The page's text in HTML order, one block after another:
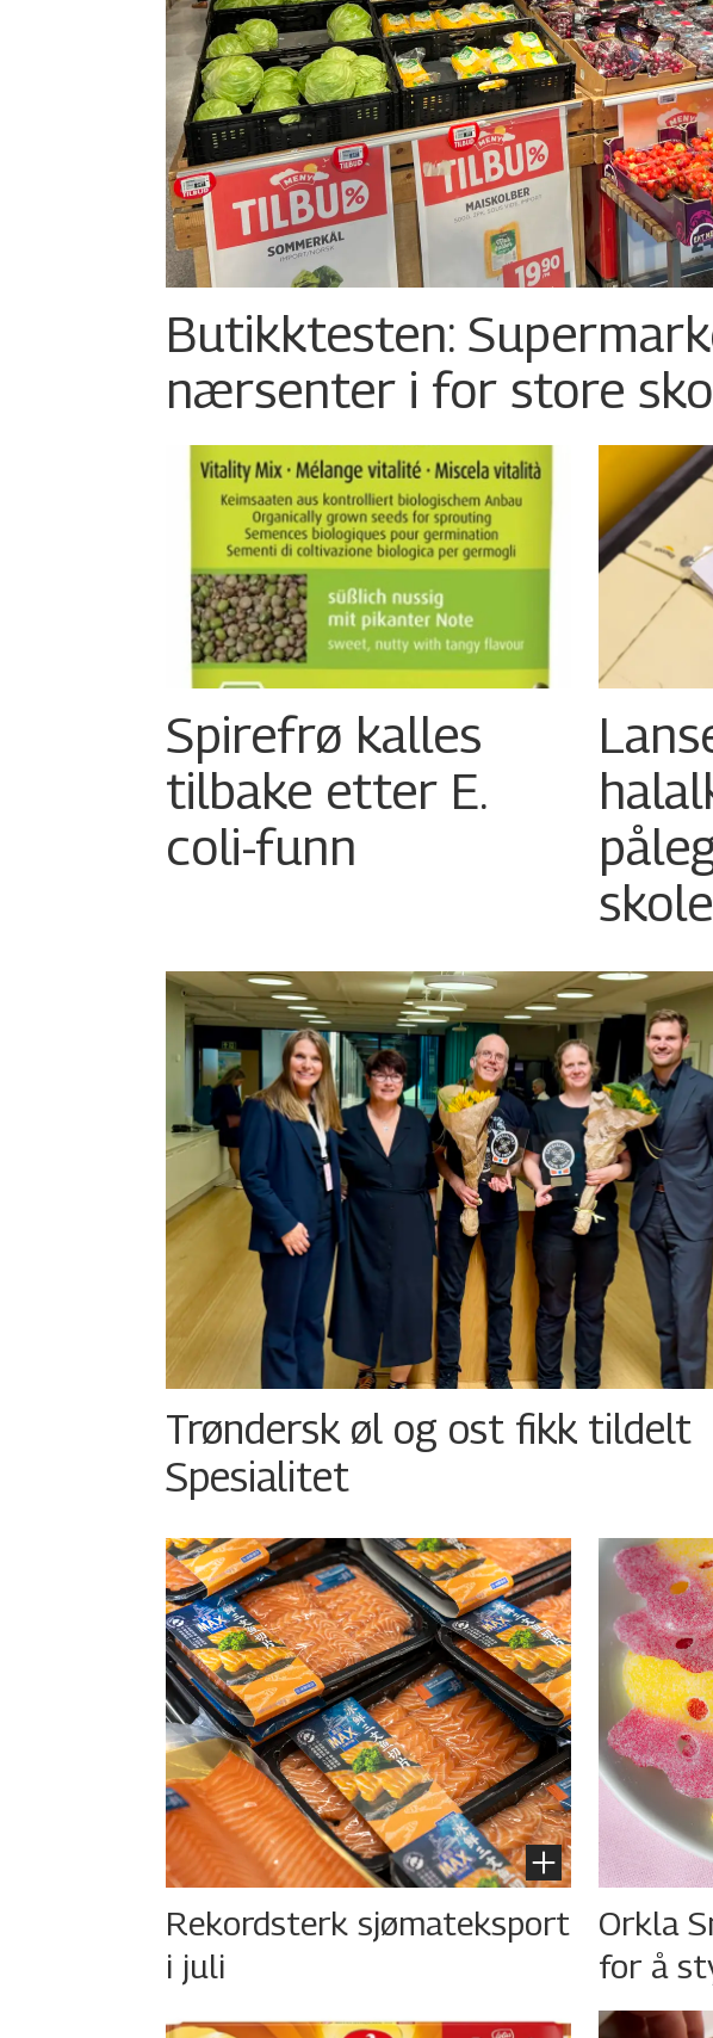
Butikktesten:
nærsenter i for store sko
Spirefrø kalles
tilbake etter E.
coli-funn
Trøndersk øl og ost fikk tildelt
Spesialitet
Rekordsterk sjømateksport
i juli
Orkla
for å